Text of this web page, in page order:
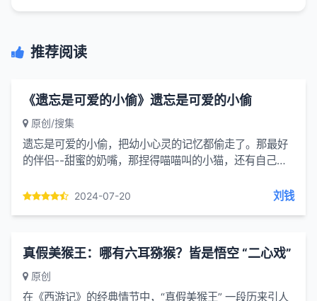
推荐阅读
《遗忘是可爱的小偷》遗忘是可爱的小偷
原创/搜集
遗忘是可爱的小偷，把幼小心灵的记忆都偷走了。那最好
的伴侣--甜蜜的奶嘴，那捏得喵喵叫的小猫，还有自己那
大海里去寻找...2024-07-20 刘钱
真假美猴王：哪有六耳猕猴？皆是悟空 “二心戏”
原创
在《西游记》的经典情节中，“真假美猴王” 一段历来引人